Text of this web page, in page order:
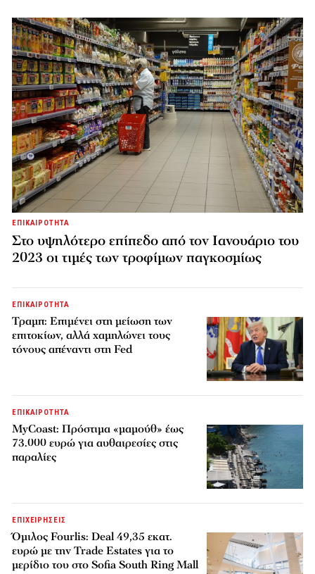
ΕΠΙΚΑΙΡΟΤΗΤΑ
Στο υψηλότερο επίπεδο από τον Ιανουάριο του
2023 οι τιμές των τροφίμων παγκοσμίως
ΕΠΙΚΑΙΡΟΤΗΤΑ
Τραμπ: Επιμένει στη μείωση των
επιτοκίων, αλλά χαμηλώνει τους
τόνους απέναντι στη Fed
ΕΠΙΚΑΙΡΟΤΗΤΑ
MyCoast: Πρόστιμα «μαμούθ» έως
73.000 ευρώ για αυθαιρεσίες στις
παραλίες
ΕΠΙΧΕΙΡΗΣΕΙΣ
Όμιλος Fourlis: Deal 49,35 εκατ.
ευρώ με την Trade Estates για το
μερίδιο του στο Sofia South Ring Mall